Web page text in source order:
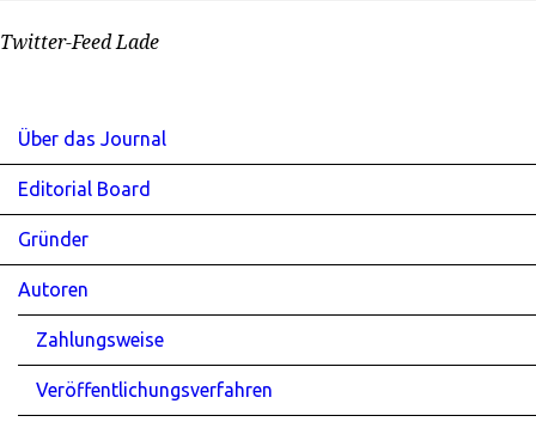
Twitter-Feed Lade
Über das Journal
Editorial Board
Gründer
Autoren
Zahlungsweise
Veröffentlichungsverfahren